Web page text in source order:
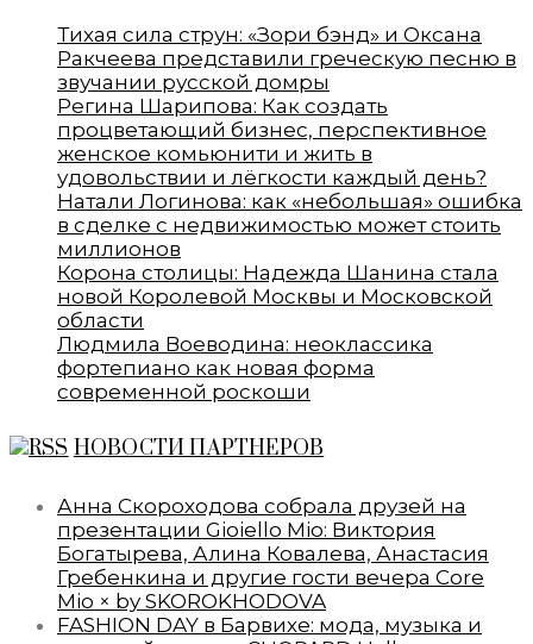
Тихая сила струн: «Зори бэнд» и Оксана
Ракчеева представили греческую песню в
звучании русской домры
Регина Шарипова: Как создать
процветающий бизнес, перспективное
женское комьюнити и жить в
удовольствии и лёгкости каждый день?
Натали Логинова: как «небольшая» ошибка
в сделке с недвижимостью может стоить
миллионов
Корона столицы: Надежда Шанина стала
новой Королевой Москвы и Московской
области
Людмила Воеводина: неоклассика
фортепиано как новая форма
современной роскоши
НОВОСТИ ПАРТНЕРОВ
Анна Скороходова собрала друзей на
презентации Gioiello Mio: Виктория
Богатырева, Алина Ковалева, Анастасия
Гребенкина и другие гости вечера Core
Mio × by SKOROKHODOVA
FASHION DAY в Барвихе: мода, музыка и